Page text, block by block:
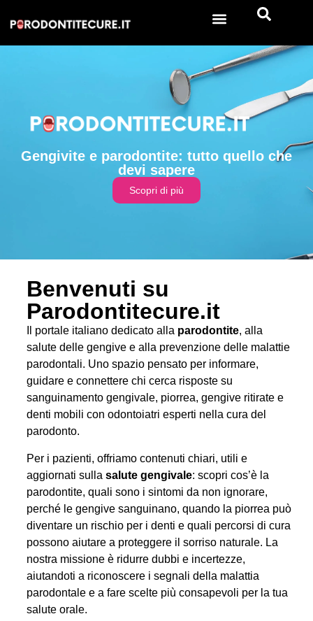
Gengivite e parodontite: tutto quello che
devi sapere
Scopri di più
Benvenuti su
Parodontitecure.it
Il portale italiano dedicato alla parodontite, alla
salute delle gengive e alla prevenzione delle malattie
parodontali. Uno spazio pensato per informare,
guidare e connettere chi cerca risposte su
sanguinamento gengivale, piorrea, gengive ritirate e
denti mobili con odontoiatri esperti nella cura del
parodonto.
Per i pazienti, offriamo contenuti chiari, utili e
aggiornati sullasalute gengivale: scopri cos’è la
parodontite, quali sono i sintomi da non ignorare,
perché le gengive sanguinano, quando la piorrea può
diventare un rischio per i denti e quali percorsi di cura
possono aiutare a proteggere il sorriso naturale. La
nostra missione è ridurre dubbi e incertezze,
aiutandoti a riconoscere i segnali della malattia
parodontale e a fare scelte più consapevoli per la tua
salute orale.